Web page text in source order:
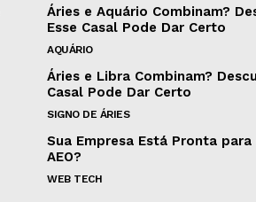
Áries e Aquário Combinam?
Esse Casal Pode Dar Certo
AQUÁRIO
Áries e Libra Combinam?
Casal Pode Dar Certo
SIGNO DE ÁRIES
Sua Empresa Está Pronta para
AEO?
WEB TECH